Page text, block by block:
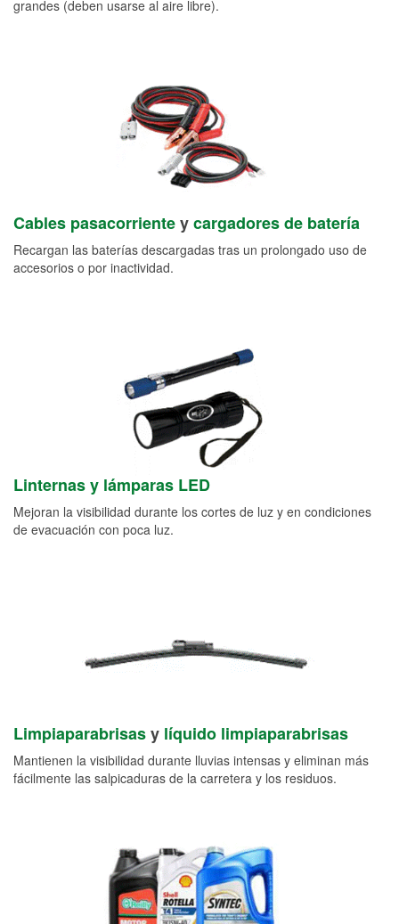
grandes (deben usarse al aire libre).
Cables pasacorrienteycargadores de batería
Recargan las baterías descargadas tras un prolongado uso de
accesorios o por inactividad.
Linternas y lámparas LED
Mejoran la visibilidad durante los cortes de luz y en condiciones
de evacuación con poca luz.
Limpiaparabrisasy líquido limpiaparabrisas
Mantienen la visibilidad durante lluvias intensas y eliminan más
fácilmente las salpicaduras de la carretera y los residuos.